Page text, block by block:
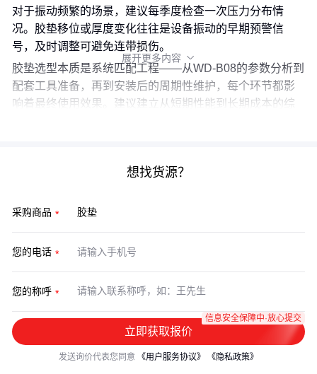
对于振动频繁的场景，建议每季度检查一次压力分布情
况。胶垫移位或厚度变化往往是设备振动的早期预警信
号，及时调整可避免连带损伤。
胶垫选型本质是系统匹配工程——从WD-B08的参数分析到
配套工具准备，再到安装后的周期性维护，每个环节都影
响着最终使用效果。建议建立从短期性能到长期成本的综
展开更多内容 
想找货源？
采购商品
您的电话
您的称呼
立即获取报价
信息安全保障中·放心提交
发送询价代表您同意 《用户服务协议》 《隐私政策》